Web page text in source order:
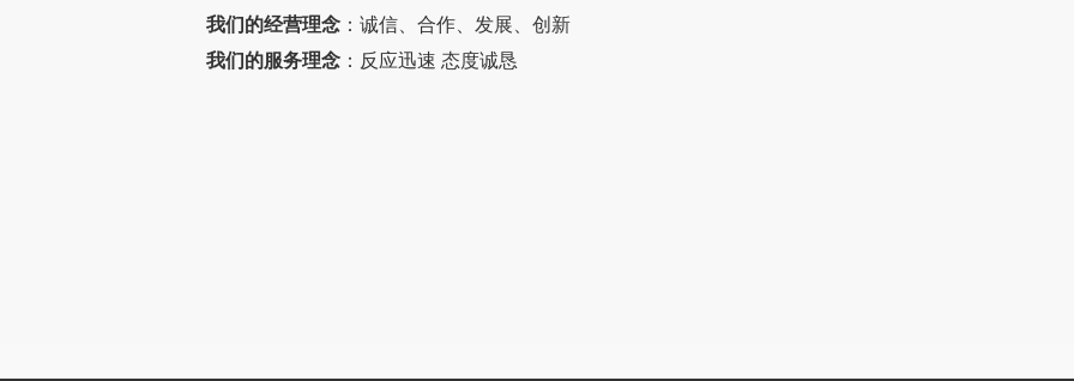
我们的经营理念 ：诚信、合作、发展、创新
我们的服务理念 ：反应迅速 态度诚恳